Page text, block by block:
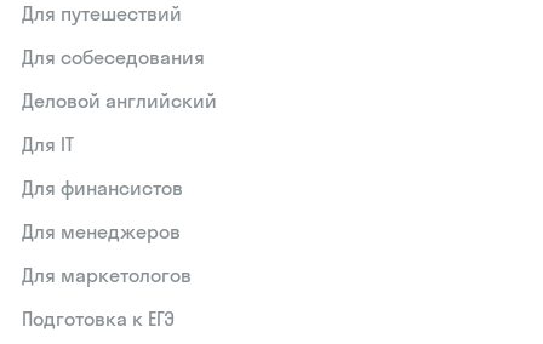
Для путешествий
Для собеседования
Деловой английский
Для IT
Для финансистов
Для менеджеров
Для маркетологов
Подготовка к ЕГЭ